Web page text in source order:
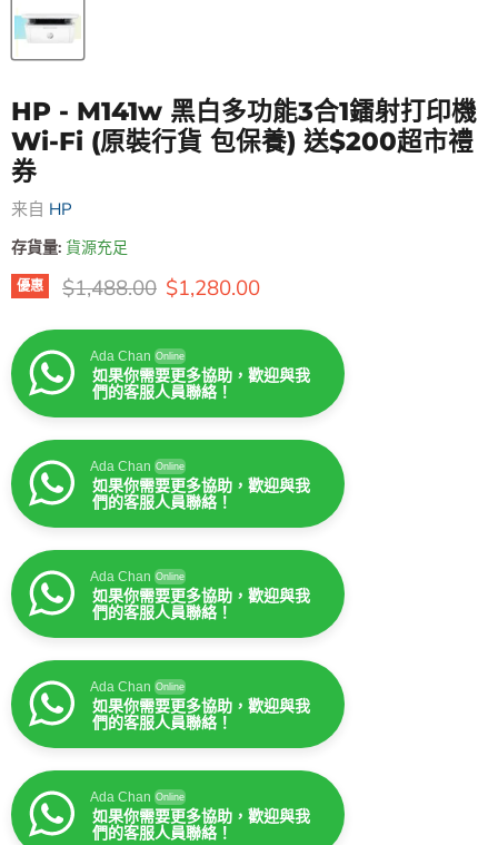
HP - M141w 黑白多功能3合1鐳射打印機
Wi-Fi (原裝行貨 包保養) 送$200超市禮
券
来自 HP
存貨量: 貨源充足
優惠 原價
$1,488.00 售價
$1,280.00
Ada Chan Online
如果你需要更多協助，歡迎與我
們的客服人員聯絡！
Ada Chan Online
如果你需要更多協助，歡迎與我
們的客服人員聯絡！
Ada Chan Online
如果你需要更多協助，歡迎與我
們的客服人員聯絡！
Ada Chan Online
如果你需要更多協助，歡迎與我
們的客服人員聯絡！
Ada Chan Online
如果你需要更多協助，歡迎與我
們的客服人員聯絡！